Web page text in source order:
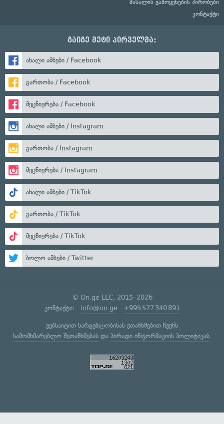
მასალის გამოყენების პირობები
კონტაქტი
გაიგე მეტი პირველმა:
ახალი ამბები / Facebook
გართობა / Facebook
მეცნიერება / Facebook
ახალი ამბები / Instagram
გართობა / Instagram
მეცნიერება / Instagram
ახალი ამბები / TikTok
გართობა / TikTok
მეცნიერება / TikTok
ბოლო ამბები / Twitter
© On.ge LLC, 2015–2026
კონტაქტი: info@on.ge +995 577 340 891
ვებსაიტით სარგებლობისას ეთანხმებით ჩვენს
სამომხმარებლო შეთანხმებასდა პირადი ინფორმაციის პოლიტიკას.